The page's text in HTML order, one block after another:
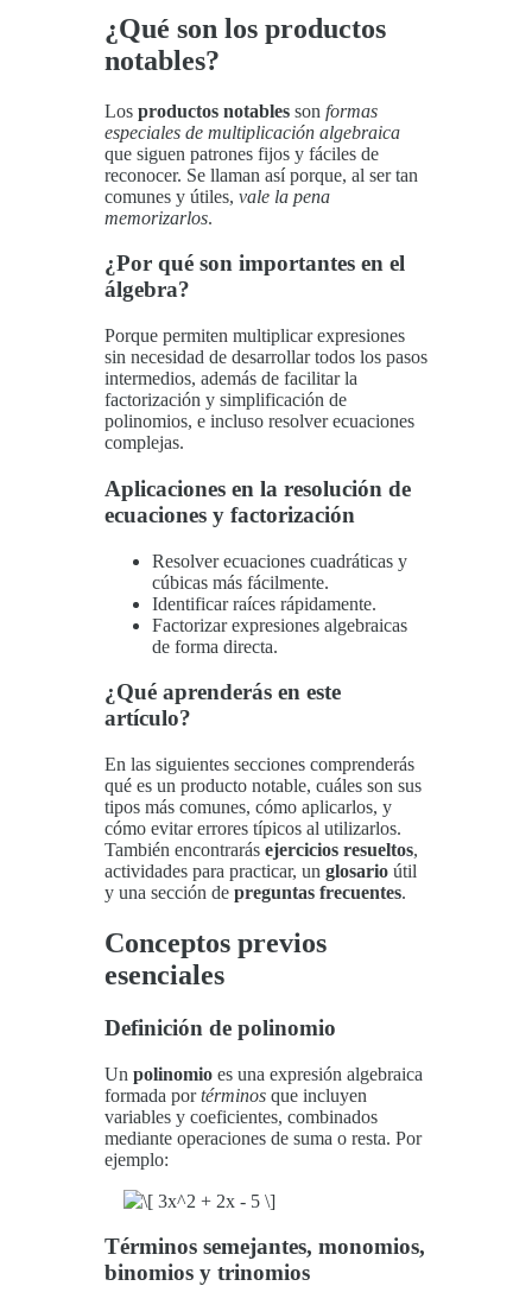
¿Qué son los productos
notables?
Los productos notables son formas
especiales de multiplicación algebraica
que siguen patrones fijos y fáciles de
reconocer. Se llaman así porque, al ser tan
comunes y útiles, vale la pena
memorizarlos.
¿Por qué son importantes en el
álgebra?
Porque permiten multiplicar expresiones
sin necesidad de desarrollar todos los pasos
intermedios, además de facilitar la
factorización y simplificación de
polinomios, e incluso resolver ecuaciones
complejas.
Aplicaciones en la resolución de
ecuaciones y factorización
Resolver ecuaciones cuadráticas y
cúbicas más fácilmente.
Identificar raíces rápidamente.
Factorizar expresiones algebraicas
de forma directa.
¿Qué aprenderás en este
artículo?
En las siguientes secciones comprenderás
qué es un producto notable, cuáles son sus
tipos más comunes, cómo aplicarlos, y
cómo evitar errores típicos al utilizarlos.
También encontrarás ejercicios resueltos,
actividades para practicar, un glosario útil
y una sección de preguntas frecuentes.
Conceptos previos
esenciales
Definición de polinomio
Un polinomio es una expresión algebraica
formada portérminos que incluyen
variables y coeficientes, combinados
mediante operaciones de suma o resta. Por
ejemplo:
Términos semejantes, monomios,
binomios y trinomios